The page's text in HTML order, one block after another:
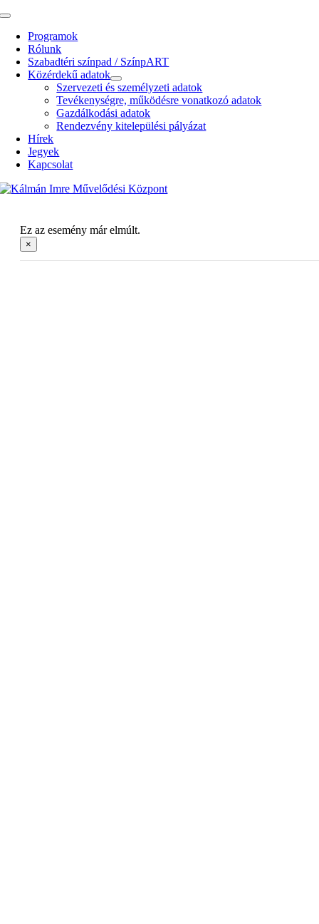
Kihagyás
Toggle
NavigationProgramok
Rólunk
Szabadtéri színpad / SzínpART
Közérdekű adatok
Szervezeti és személyzeti adatok
Tevékenységre, működésre vonatkozó adatok
Gazdálkodási adatok
Rendezvény kitelepülési pályázat
Hírek
Jegyek
Kapcsolat
Ez az esemény már elmúlt.
×